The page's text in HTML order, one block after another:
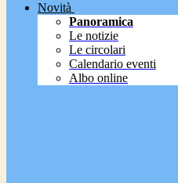
Novità
Panoramica
Le notizie
Le circolari
Calendario eventi
Albo online